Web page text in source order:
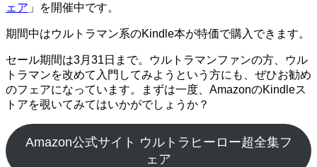
ェア 」を開催中です。
期間中はウルトラマン系のKindle本が特価で購入できます。
セール期間は3月31日まで。ウルトラマンファンの方、ウル
トラマンを改めて入門してみようという方にも、ぜひお勧め
のフェアになっています。まずは一度、AmazonのKindleス
トアを覗いてみてはいかがでしょうか？
Amazon公式サイト ウルトラヒーロー超全集フ
ェア